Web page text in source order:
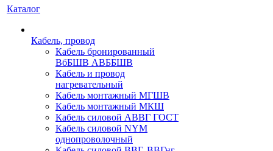
Каталог
Кабель, провод
Кабель бронированный
ВбБШВ АВББШВ
Кабель и провод
нагревательный
Кабель монтажный МГШВ
Кабель монтажный МКШ
Кабель силовой АВВГ ГОСТ
Кабель силовой NYM
однопроволочный